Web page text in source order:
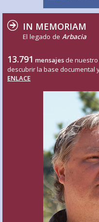
IN MEMORIAM
El legado de Arbacia
13.791 mensajes de
descubrir la base documental
ENLACE